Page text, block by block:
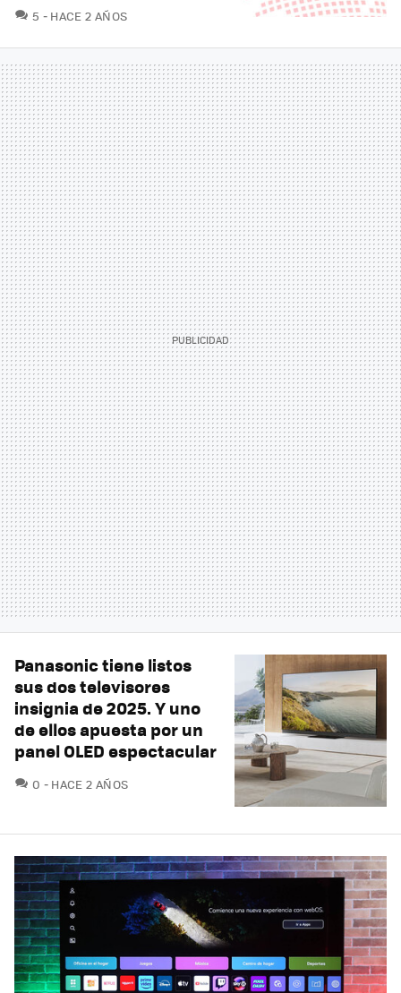
5 COMENTARIOS
HACE 2 AÑOS
Panasonic tiene listos
sus dos televisores
insignia de 2025. Y uno
de ellos apuesta por un
panel OLED espectacular
0 COMENTARIOS
HACE 2 AÑOS